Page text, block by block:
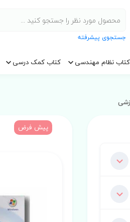
جستجوی پیشرفته
کتاب نظام مهندسی کتاب کمک درسی
پیش فرض